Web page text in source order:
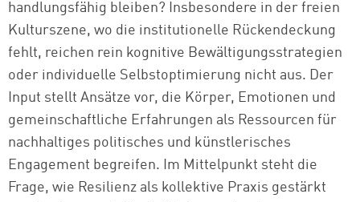
handlungsfähig bleiben? Insbesondere in der freien
Kulturszene, wo die institutionelle Rückendeckung
fehlt, reichen rein kognitive Bewältigungsstrategien
oder individuelle Selbstoptimierung nicht aus. Der
Input stellt Ansätze vor, die Körper, Emotionen und
gemeinschaftliche Erfahrungen als Ressourcen für
nachhaltiges politisches und künstlerisches
Engagement begreifen. Im Mittelpunkt steht die
Frage, wie Resilienz als kollektive Praxis gestärkt